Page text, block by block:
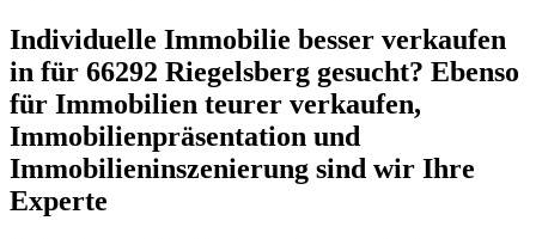
Individuelle Immobilie besser verkaufen
in für 66292 Riegelsberg gesucht? Ebenso
für Immobilien teurer verkaufen,
Immobilienpräsentation und
Immobilieninszenierung sind wir Ihre
Experte